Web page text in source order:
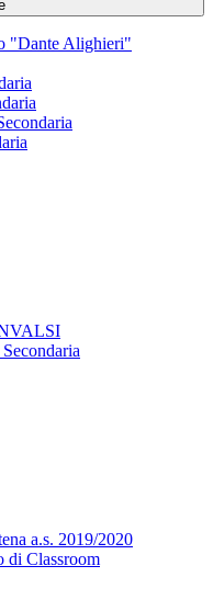
"Dante Alighieri"
a.s. 2019/2020
di Classroom